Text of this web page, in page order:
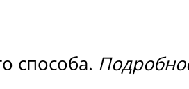
способа.